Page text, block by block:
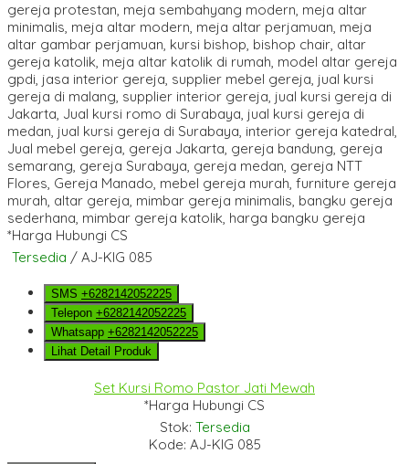
*Harga Hubungi CS
Tersedia / AJ-KIG 085
SMS +6282142052225
Telepon +6282142052225
Whatsapp +6282142052225
Lihat Detail Produk
Set Kursi Romo Pastor Jati Mewah
*Harga Hubungi CS
Stok: Tersedia
Kode: AJ-KIG 085